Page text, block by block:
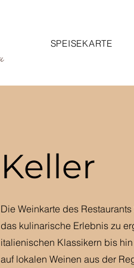
SPEISEKARTE
Keller
Die Weinkarte des
das kulinarische Erlebnis zu
italienischen Klassikern bis
auf lokalen Weinen aus der